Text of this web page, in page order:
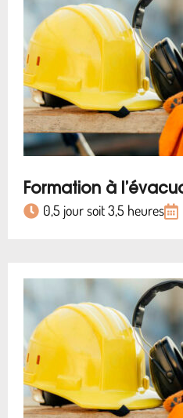
Formation à
0,5 jour soit 3,5 heures